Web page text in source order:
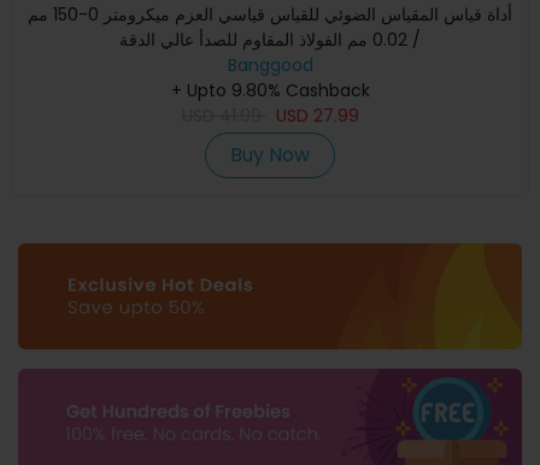
أداة قياس المقياس الضوئي للقياس قياسي العزم ميكرومتر 0-150 مم
/ 0.02 مم الفولاذ المقاوم للصدأ عالي الدقة
Banggood
+ Upto 9.80% Cashback
USD 27.99
Buy Now